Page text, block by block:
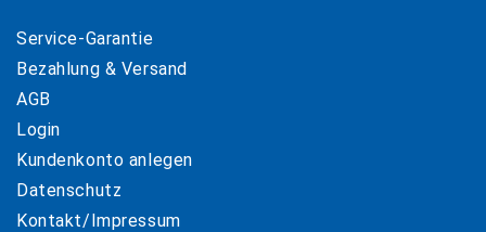
Service-Garantie
Bezahlung & Versand
AGB
Login
Kundenkonto anlegen
Datenschutz
Kontakt/Impressum